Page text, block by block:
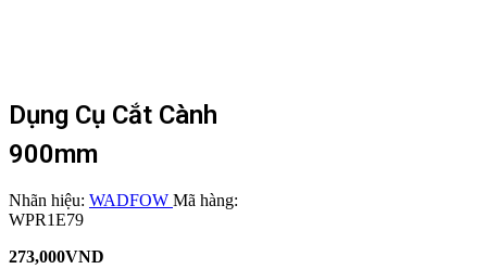
Dụng Cụ Cắt Cành
900mm
Nhãn hiệu: WADFOW Mã hàng:
WPR1E79
273,000VND